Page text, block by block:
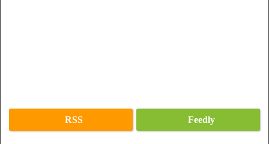
RSS Feedly